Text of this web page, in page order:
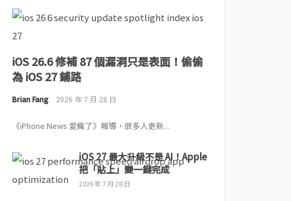
iOS 26.6 修補 87 個漏洞只是表面！偷偷
為 iOS 27 鋪路
Brian Fang 2026 年 7 月 28 日
《iPhone News 愛瘋了》報導，很多人更新...
iOS 27 最大升級不是 AI！Apple
把「貼上」變一鍵完成
2026 年 7 月 28 日